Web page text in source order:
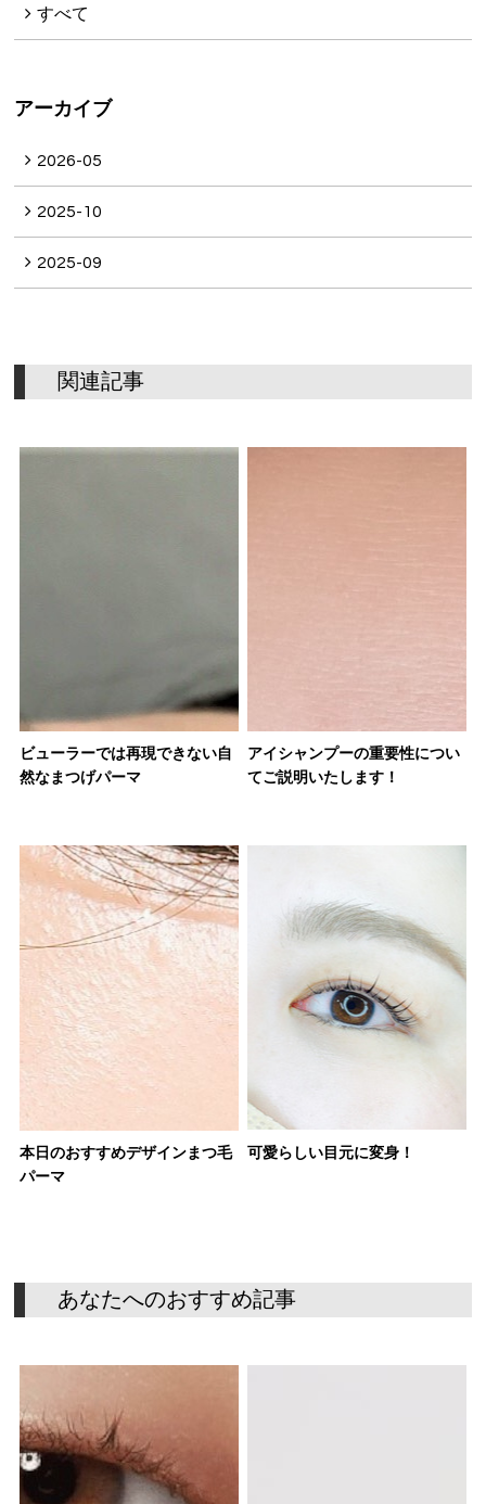
すべて
アーカイブ
2026-05
2025-10
2025-09
関連記事
ビューラーでは再現できない自
然なまつげパーマ
アイシャンプーの重要性につい
てご説明いたします！
本日のおすすめデザインまつ毛
パーマ
可愛らしい目元に変身！
あなたへのおすすめ記事